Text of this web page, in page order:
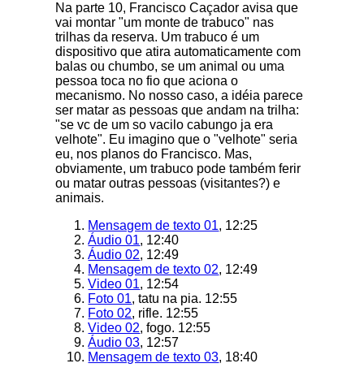
Na parte 10, Francisco Caçador avisa que
vai montar "um monte de trabuco" nas
trilhas da reserva. Um trabuco é um
dispositivo que atira automaticamente com
balas ou chumbo, se um animal ou uma
pessoa toca no fio que aciona o
mecanismo. No nosso caso, a idéia parece
ser matar as pessoas que andam na trilha:
"se vc de um so vacilo cabungo ja era
velhote". Eu imagino que o "velhote" seria
eu, nos planos do Francisco. Mas,
obviamente, um trabuco pode também ferir
ou matar outras pessoas (visitantes?) e
animais.
Mensagem de texto 01, 12:25
Áudio 01, 12:40
Áudio 02, 12:49
Mensagem de texto 02, 12:49
Video 01, 12:54
Foto 01, tatu na pia. 12:55
Foto 02, rifle. 12:55
Video 02, fogo. 12:55
Áudio 03, 12:57
Mensagem de texto 03, 18:40